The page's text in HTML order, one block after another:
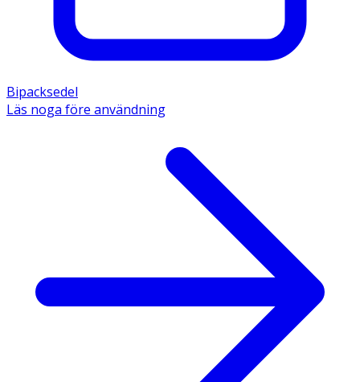
Bipacksedel
Läs noga före användning